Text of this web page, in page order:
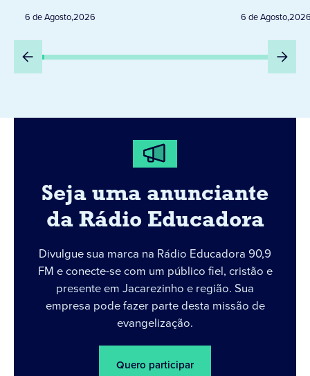
6 de Agosto,2026 6 de Agosto,
Seja uma anunciante
da Rádio Educadora
Divulgue sua marca na Rádio Educadora 90,9
FM e conecte-se com um público fiel, cristão e
presente em Jacarezinho e região. Sua
empresa pode fazer parte desta missão de
evangelização.
Quero participar